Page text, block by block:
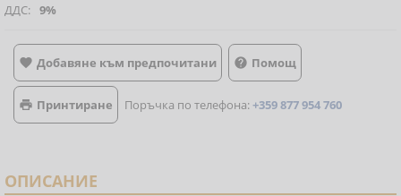
ДДС: 9%
 Добавяне към предпочитани  Помощ
 Принтиране Поръчка по телефона:+359 877 954 760
ОПИСАНИЕ